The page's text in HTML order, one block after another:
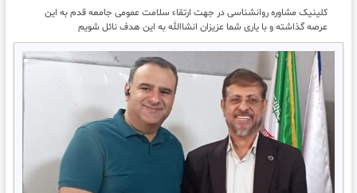
کلینیک مشاوره روانشناسی در جهت ارتقاء سلامت عمومی جامعه قدم به این
عرصه گذاشته و با یاری شما عزیزان انشاالله به این هدف نائل شویم
انتخابات سازمان نظام
روانشناسی و مشاوره حال
خوب ساختنی
است
حمیدرضاخوشنویس دکتر
محمدحاتمی رئیس سازمان
نظام روانشناسی
روانشناس